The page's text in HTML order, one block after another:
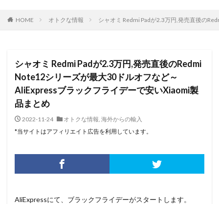
HOME オトクな情報 シャオミ Redmi Padが2.3万円,発売直後の
シャオミ Redmi Padが2.3万円,発売直後のRedmi
Note12シリーズが最大30ドルオフなど～
AliExpressブラックフライデーで安いXiaomi製
品まとめ
2022-11-24 オトクな情報, 海外からの輸入
*当サイトはアフィリエイト広告を利用しています。
AliExpressにて、ブラックフライデーがスタートします。